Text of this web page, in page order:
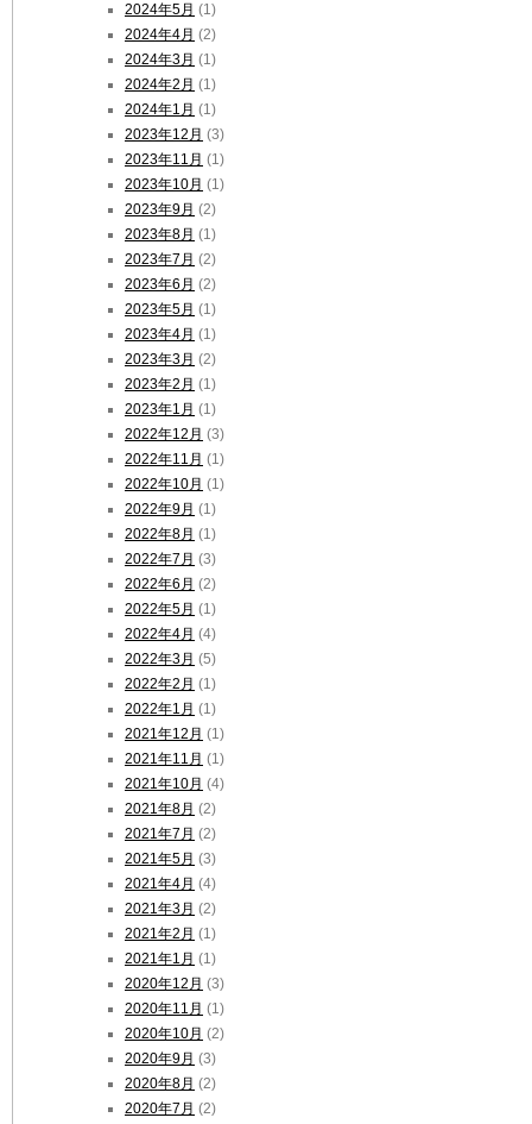
2024年5月 (1)
2024年4月 (2)
2024年3月 (1)
2024年2月 (1)
2024年1月 (1)
2023年12月 (3)
2023年11月 (1)
2023年10月 (1)
2023年9月 (2)
2023年8月 (1)
2023年7月 (2)
2023年6月 (2)
2023年5月 (1)
2023年4月 (1)
2023年3月 (2)
2023年2月 (1)
2023年1月 (1)
2022年12月 (3)
2022年11月 (1)
2022年10月 (1)
2022年9月 (1)
2022年8月 (1)
2022年7月 (3)
2022年6月 (2)
2022年5月 (1)
2022年4月 (4)
2022年3月 (5)
2022年2月 (1)
2022年1月 (1)
2021年12月 (1)
2021年11月 (1)
2021年10月 (4)
2021年8月 (2)
2021年7月 (2)
2021年5月 (3)
2021年4月 (4)
2021年3月 (2)
2021年2月 (1)
2021年1月 (1)
2020年12月 (3)
2020年11月 (1)
2020年10月 (2)
2020年9月 (3)
2020年8月 (2)
2020年7月 (2)